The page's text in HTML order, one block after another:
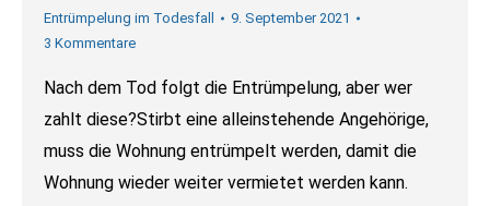
Entrümpelung im Todesfall
9. September 2021
3 Kommentare
Nach dem Tod folgt die Entrümpelung, aber wer
zahlt diese?Stirbt eine alleinstehende Angehörige,
muss die Wohnung entrümpelt werden, damit die
Wohnung wieder weiter vermietet werden kann.